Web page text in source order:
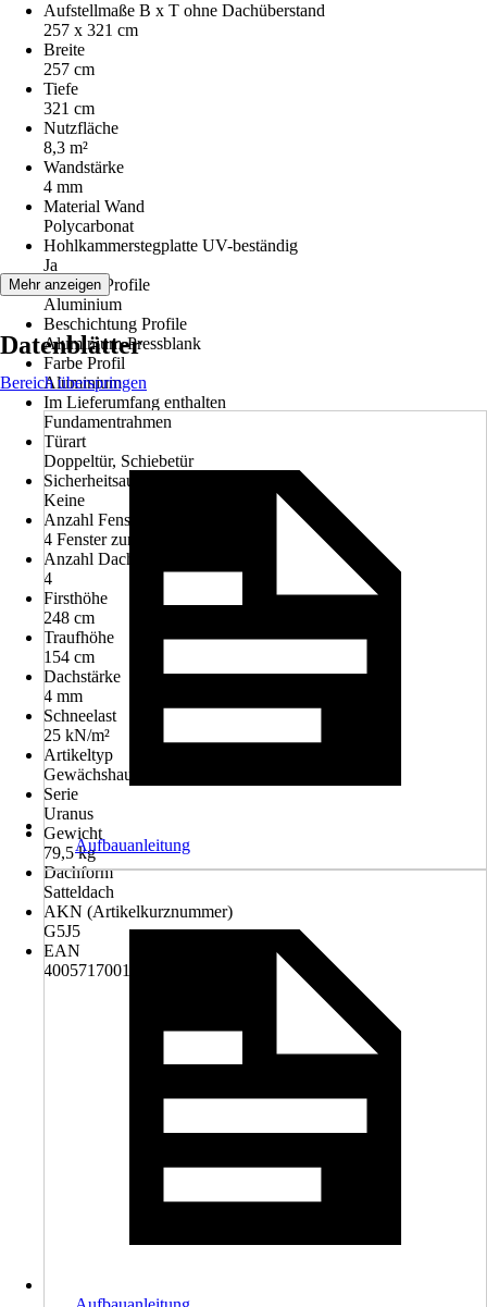
Aufstellmaße B x T ohne Dachüberstand
257 x 321 cm
Breite
257 cm
Tiefe
321 cm
Nutzfläche
8,3 m²
Wandstärke
4 mm
Material Wand
Polycarbonat
Hohlkammerstegplatte UV-beständig
Ja
Material Profile
Aluminium
Beschichtung Profile
Aluminium-Pressblank
Farbe Profil
Aluminium
Im Lieferumfang enthalten
Fundamentrahmen
Türart
Doppeltür, Schiebetür
Sicherheitsausstattung
Keine
Anzahl Fenster
4 Fenster zum Öffnen
Anzahl Dachfenster
4
Firsthöhe
248 cm
Traufhöhe
154 cm
Dachstärke
4 mm
Schneelast
25 kN/m²
Artikeltyp
Gewächshaus
Serie
Uranus
Gewicht
79,5 kg
Dachform
Satteldach
AKN (Artikelkurznummer)
G5J5
EAN
4005717001964
Mehr anzeigen
Datenblätter
Bereich überspringen
Aufbauanleitung